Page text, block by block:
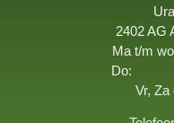
2402 AG
Ma t/m
Do:
Vr, Za